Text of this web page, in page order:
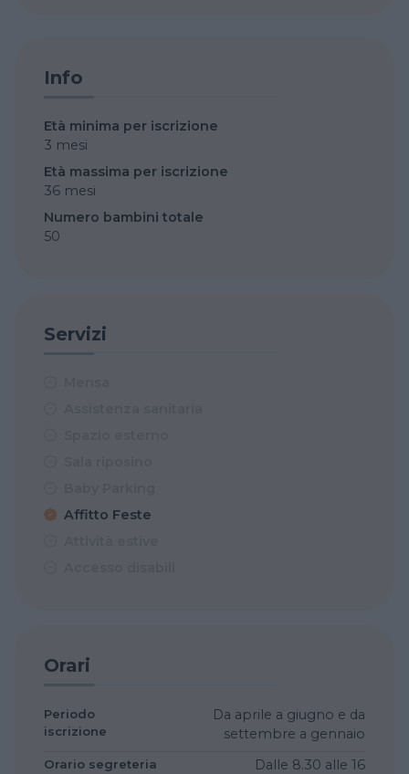
Info
Età minima per iscrizione
3 mesi
Età massima per iscrizione
36 mesi
Numero bambini totale
50
Servizi
Affitto Feste
Orari
Periodo
iscrizione
Da aprile a giugno e da
settembre a gennaio
Orario segreteria Dalle 8.30 alle 16